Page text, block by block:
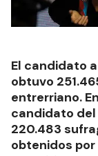
El candidato
obtuvo
entrerriano.
candidato del
220.483
obtenidos